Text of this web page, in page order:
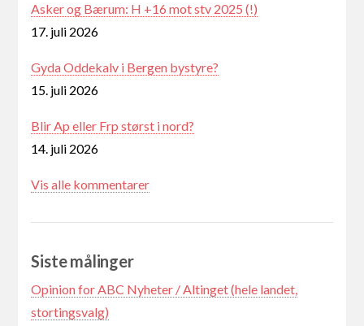
Asker og Bærum: H +16 mot stv 2025 (!)
17. juli 2026
Gyda Oddekalv i Bergen bystyre?
15. juli 2026
Blir Ap eller Frp størst i nord?
14. juli 2026
Vis alle kommentarer
Siste målinger
Opinion for ABC Nyheter / Altinget (hele landet,
stortingsvalg)